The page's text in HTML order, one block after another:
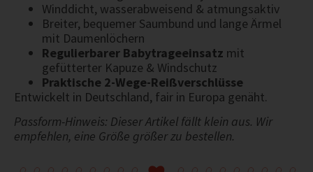
Winddicht, wasserabweisend & atmungsaktiv
Breiter, bequemer Saumbund und lange Ärmel
mit Daumenlöchern
Regulierbarer Babytrageeinsatz mit
gefütterter Kapuze & Windschutz
Praktische 2-Wege-Reißverschlüsse
Entwickelt in Deutschland, fair in Europa genäht.
Passform-Hinweis: Dieser Artikel fällt klein aus. Wir
empfehlen, eine Größe größer zu bestellen.